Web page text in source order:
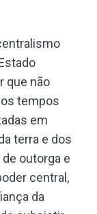
que não
tempos
em
terra e dos
outorga e
central,
da